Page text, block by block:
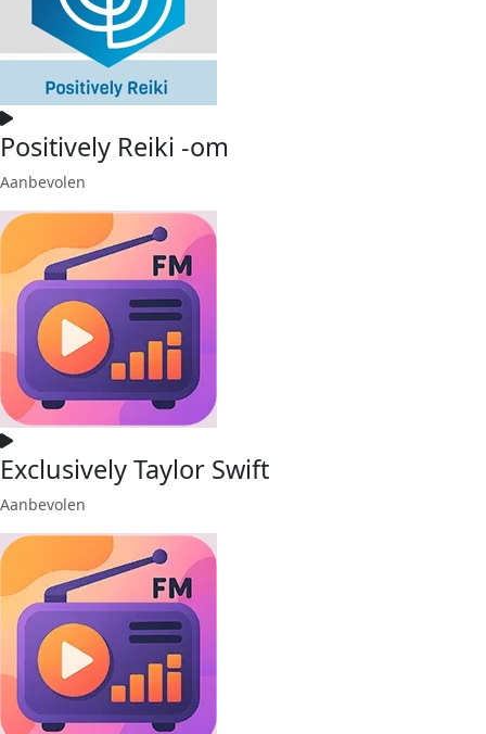
Positively Reiki -om
Aanbevolen
Exclusively Taylor Swift
Aanbevolen